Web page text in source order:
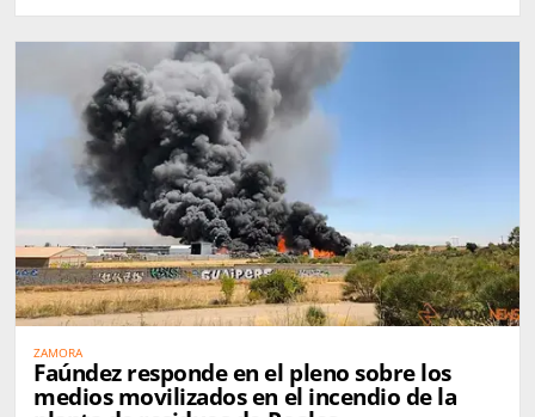
ZAMORA
Faúndez responde en el pleno sobre los
medios movilizados en el incendio de la